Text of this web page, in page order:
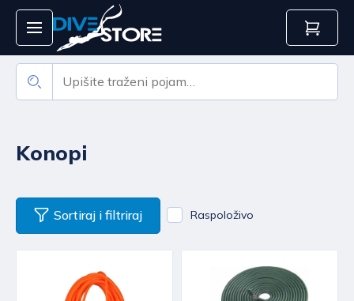
Konopi
Sortiraj i filtriraj Raspoloživo